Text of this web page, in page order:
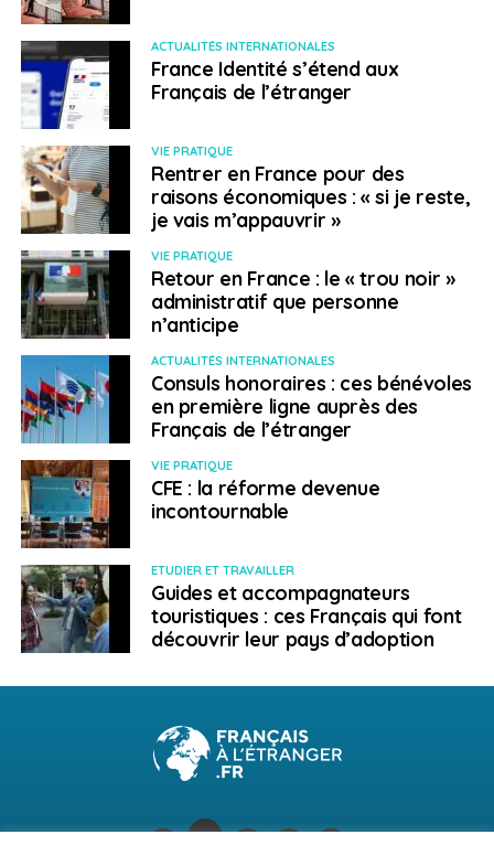
ACTUALITÉS INTERNATIONALES
France Identité s’étend aux
Français de l’étranger
VIE PRATIQUE
Rentrer en France pour des
raisons économiques : « si je reste,
je vais m’appauvrir »
VIE PRATIQUE
Retour en France : le « trou noir »
administratif que personne
n’anticipe
ACTUALITÉS INTERNATIONALES
Consuls honoraires : ces bénévoles
en première ligne auprès des
Français de l’étranger
VIE PRATIQUE
CFE : la réforme devenue
incontournable
ETUDIER ET TRAVAILLER
Guides et accompagnateurs
touristiques : ces Français qui font
découvrir leur pays d’adoption